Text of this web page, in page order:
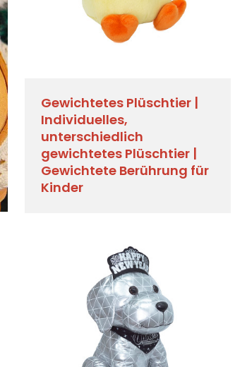
Gewichtetes Plüschtier |
Individuelles,
unterschiedlich
gewichtetes Plüschtier |
Gewichtete Berührung für
Kinder